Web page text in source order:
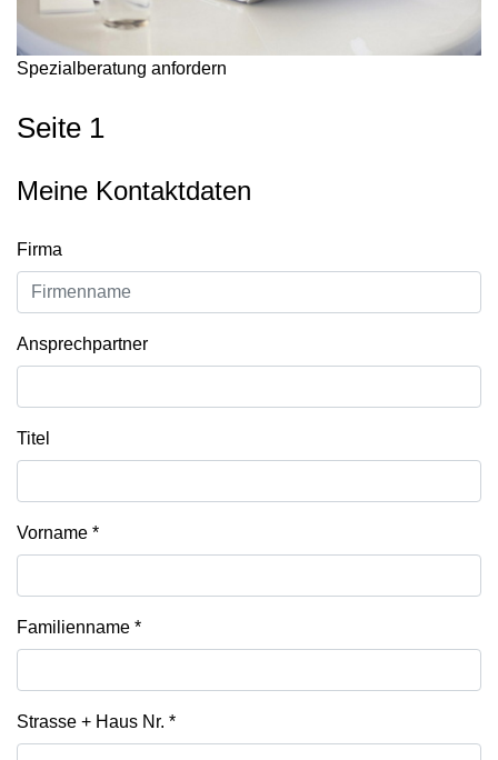
Spezialberatung anfordern
Seite 1
Meine Kontaktdaten
Firma
Ansprechpartner
Titel
Vorname *
Familienname *
Strasse + Haus Nr. *